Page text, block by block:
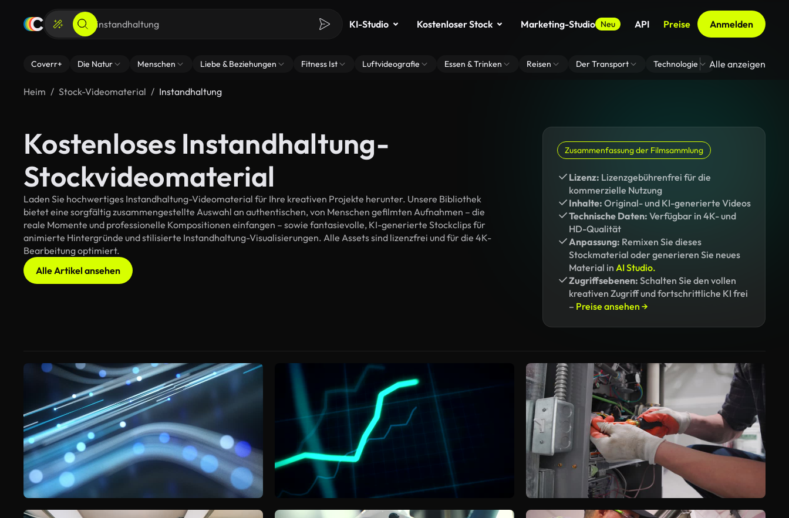
KI-Studio Kostenloser Stock Marketing-Studio Neu API Preise Anmelden
Coverr+ Die Natur Menschen Liebe & Beziehungen Fitness Ist Luftvideografie Essen & Trinken Reisen Der Transport Technologie Zoom Virtuelle
Alle anzeigen
Heim Stock-Videomaterial Instandhaltung
Kostenloses Instandhaltung-
Stockvideomaterial
Laden Sie hochwertiges Instandhaltung-Videomaterial für Ihre kreativen Projekte herunter. Unsere Bibliothek
bietet eine sorgfältig zusammengestellte Auswahl an authentischen, von Menschen gefilmten Aufnahmen – die
reale Momente und professionelle Kompositionen einfangen – sowie fantasievolle, KI-generierte Stockclips für
animierte Hintergründe und stilisierte Instandhaltung-Visualisierungen. Alle Assets sind lizenzfrei und für die 4K-
Bearbeitung optimiert.
Alle Artikel ansehen
Zusammenfassung der Filmsammlung
Lizenz: Lizenzgebührenfrei für die
kommerzielle Nutzung
Inhalte: Original- und KI-generierte Videos
Technische Daten: Verfügbar in 4K- und
HD-Qualität
Anpassung: Remixen Sie dieses
Stockmaterial oder generieren Sie neues
Material in AI Studio.
Zugriffsebenen: Schalten Sie den vollen
kreativen Zugriff und fortschrittliche KI frei
– Preise ansehen →